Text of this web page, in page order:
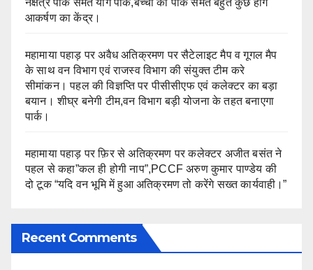
नक्षत्र पार्क समेत योग पार्क,बच्चों का पार्क समेत बहुत कुछ होंगे
आकर्षण का केंद्र।
महामाया पहाड़ पर अवैध अतिक्रमण पर सैटेलाइट मैप व गूगल मैप
के साथ वन विभाग एवं राजस्व विभाग की संयुक्त टीम करे
सीमांकन। पहल की विज्ञप्ति पर पीसीसीएफ एवं कलेक्टर का बड़ा
बयान। शीघ्र बनेगी टीम,वन विभाग बड़ी योजना के तहत बनाएगा
पार्क।
महामाया पहाड़ पर फ़िर से अतिक्रमण पर कलेक्टर अजीत बसंत ने
पहल से कहा”कल ही होगी नाप”,PCCF अरुण कुमार पाण्डेय की
दो टूक “यदि वन भूमि में हुआ अतिक्रमण तो करेंगे सख्त कार्यवाही।”
Recent Comments